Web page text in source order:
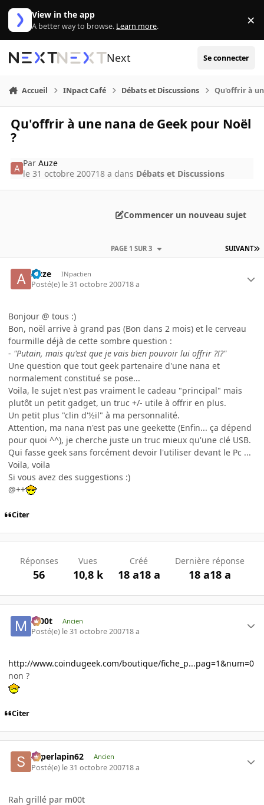
Aller au contenu
View in the app
A better way to browse. Learn more. ×
Next Se connecter
Accueil INpact Café Débats et Discussions Qu'offrir à
Qu'offrir à une nana de Geek pour Noël
?
ParAuze
le 31 octobre 200718 a dans Débats et Discussions
Commencer un nouveau sujet
SUIVANT
PAGE 1 SUR 3
Auze INpactien
Posté(e) le 31 octobre 200718 a
Bonjour @ tous :)
Bon, noël arrive à grand pas (Bon dans 2 mois) et le cerveau
fourmille déjà de cette sombre question :
- "Putain, mais qu'est que je vais bien pouvoir lui offrir ?!?"
Une question que tout geek partenaire d'une nana et
normalement constitué se pose...
Voila, le sujet n'est pas vraiment le cadeau "principal" mais
plutôt un petit gadget, un truc +/- utile à offrir en plus.
Un petit plus "clin d'½il" à ma personnalité.
Attention, ma nana n'est pas une geekette (Enfin... ça dépend
pour quoi ^^), je cherche juste un truc mieux qu'une clé USB.
Qui fasse geek sans forcément devoir l'utiliser devant le Pc ...
Voila, voila
Si vous avez des suggestions :)
@++
Citer
Réponses
56
Vues
10,8 k
Créé
18 a18 a
Dernière réponse
18 a18 a
m00t Ancien
Posté(e) le 31 octobre 200718 a
http://www.coindugeek.com/boutique/fiche_p...pag=1&num=0
non ?
Citer
superlapin62 Ancien
Posté(e) le 31 octobre 200718 a
Rah grillé par m00t